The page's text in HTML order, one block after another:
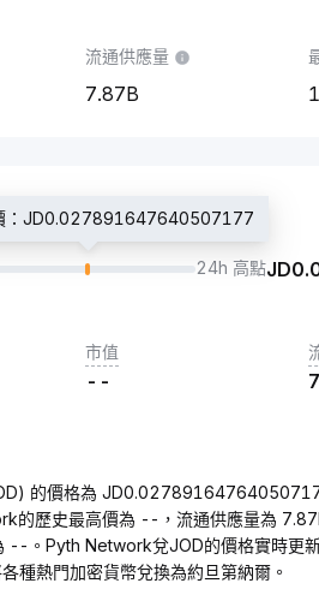
流通供應量
7.87B
：JD0.027891647640507177
24h 高點JD
市值
--
的價格為
的歷史最高價為 --，流通供應量為
。Pyth Network兌JOD的價格實時更
種熱門加密貨幣兌換為約旦第納爾。